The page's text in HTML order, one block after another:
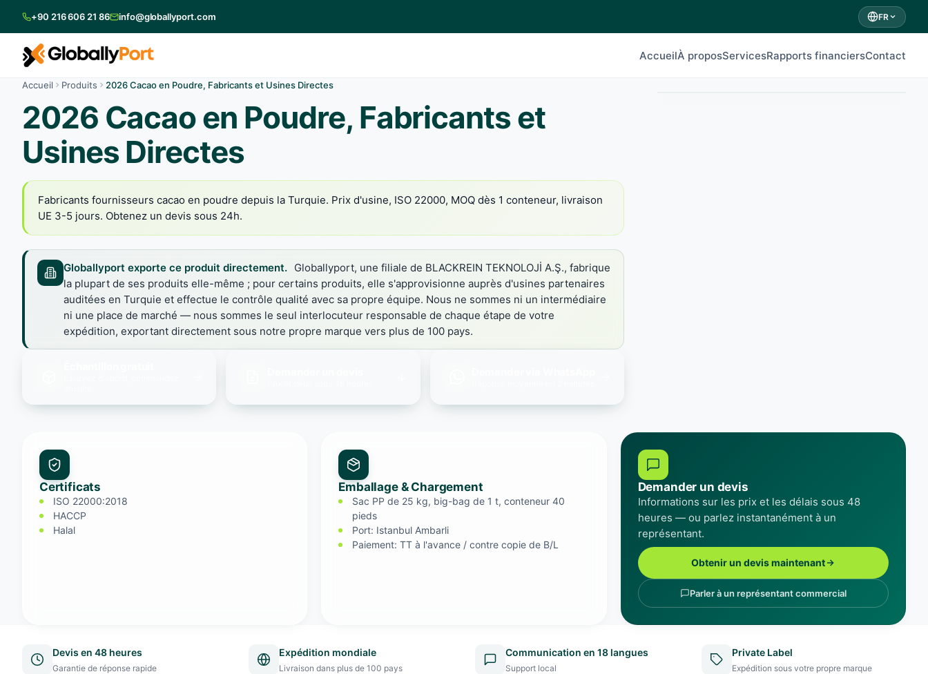
+90 216 606 21 86 info@globallyport.com FR
AccueilÀ proposServicesRapports financiersContact
Accueil Produits 2026 Cacao en Poudre, Fabricants et Usines Directes
2026 Cacao en Poudre, Fabricants et
Usines Directes
Fabricants fournisseurs cacao en poudre depuis la Turquie. Prix d'usine, ISO 22000, MOQ dès 1 conteneur, livraison
UE 3-5 jours. Obtenez un devis sous 24h.
Globallyport exporte ce produit directement. Globallyport, une filiale de BLACKREIN TEKNOLOJİ A.Ş., fabrique
la plupart de ses produits elle-même ; pour certains produits, elle s'approvisionne auprès d'usines partenaires
auditées en Turquie et effectue le contrôle qualité avec sa propre équipe. Nous ne sommes ni un intermédiaire
ni une place de marché — nous sommes le seul interlocuteur responsable de chaque étape de votre
expédition, exportant directement sous notre propre marque vers plus de 100 pays.
Certificats
ISO 22000:2018
HACCP
Halal
Emballage & Chargement
Sac PP de 25 kg, big-bag de 1 t, conteneur 40
pieds
Port: Istanbul Ambarli
Paiement: TT à l'avance / contre copie de B/L
Demander un devis
Informations sur les prix et les délais sous 48
heures — ou parlez instantanément à un
représentant.
Obtenir un devis maintenant
Parler à un représentant commercial
Devis en 48 heures
Garantie de réponse rapide
Expédition mondiale
Livraison dans plus de 100 pays
Communication en 18 langues
Support local
Private Label
Expédition sous votre propre marque